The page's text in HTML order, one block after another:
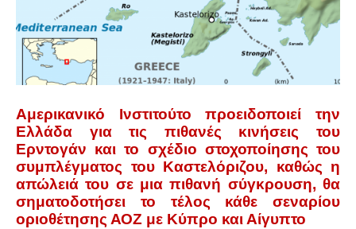
Αμερικανικό Ινστιτούτο προειδοποιεί την
Ελλάδα για τις πιθανές κινήσεις του
Ερντογάν και το σχέδιο στοχοποίησης του
συμπλέγματος του Καστελόριζου, καθώς η
απώλειά του σε μια πιθανή σύγκρουση, θα
σηματοδοτήσει το τέλος κάθε σεναρίου
οριοθέτησης ΑΟΖ με Κύπρο και Αίγυπτο